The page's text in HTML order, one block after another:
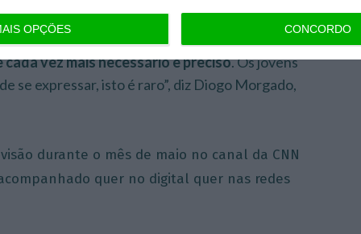
OPÇÕES CONCORDO
empresas privadas que de alguma forma
histórias, como sendo uma mais-valia
cada vez mais necessário e preciso. Os jovens
se expressar, isto é raro”, diz Diogo Morgado,
durante o mês de maio no canal da CNN
quer no digital quer nas redes